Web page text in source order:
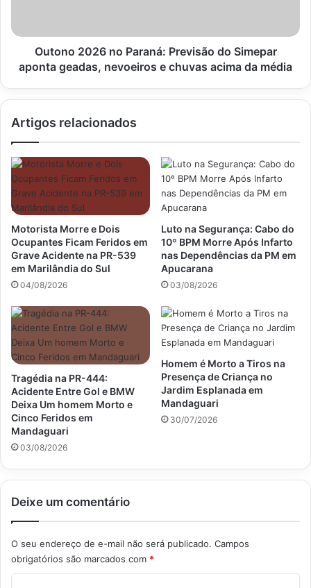
geadas,
nevoeiros
média
Outono 2026 no Paraná: Previsão do Simepar
aponta geadas, nevoeiros e chuvas acima da média
Artigos relacionados
Motorista Morre e Dois
Ocupantes Ficam Feridos em
Grave Acidente na PR-539
em Marilândia do Sul
04/08/2026
Luto na Segurança: Cabo do
10º BPM Morre Após Infarto
nas Dependências da PM em
Apucarana
03/08/2026
Tragédia na PR-444:
Acidente Entre Gol e BMW
Deixa Um homem Morto e
Cinco Feridos em
Mandaguari
03/08/2026
Homem é Morto a Tiros na
Presença de Criança no
Jardim Esplanada em
Mandaguari
30/07/2026
Deixe um comentário
O seu endereço de e-mail não será publicado. Campos
obrigatórios são marcados com *